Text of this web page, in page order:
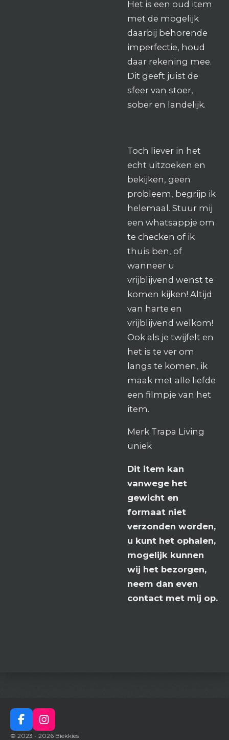
Het is een oud item
met de mogelijk
daarbij behorende
imperfectie, houd
daar rekening mee.
Dit geeft juist de
sfeer van stoer,
sober en landelijk.
Toch liever in het
echt uitzoeken en
bekijken, geen
probleem, begrijp ik
helemaal. Stuur mij
een whatsappje om
te checken of ik
thuis ben, of
wanneer u
vrijblijvend wenst te
komen kijken! Altijd
van harte en
vrijblijvend welkom!
Ook als je twijfelt en
het is te ver om
langs te komen, ik
maak met alle liefde
een filmpje van het
item.
Merk Trapa Living
uniek
Dit item kan
vanwege het
gewicht en
formaat niet
verzonden worden,
u kunt het ophalen,
mogelijk kunnen
wij het bezorgen,
neem dan even
contact met mij op.
F
a
I
n
© 2023 - 2026 Biekkies